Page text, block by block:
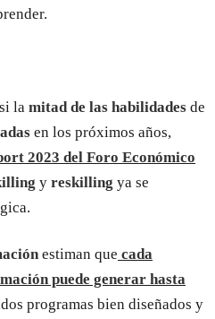
la mitad de las habilidades de
en los próximos años,
2023 del Foro Económico
y reskilling ya se
estiman que cada
puede generar hasta
programas bien diseñados y